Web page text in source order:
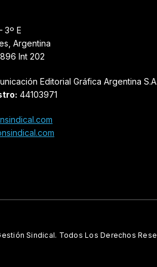
3º E
Argentina
Int 202
Editorial Gráfica Argentina S.A.
44103971
Sindical. Todos Los Derechos